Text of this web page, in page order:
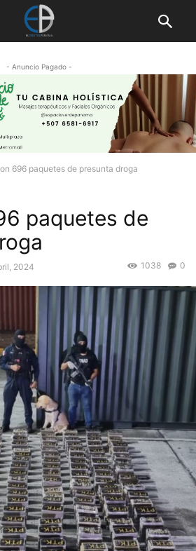
- Anuncio Pagado -
696 paquetes de presunta droga
paquetes de
2024 0
1038